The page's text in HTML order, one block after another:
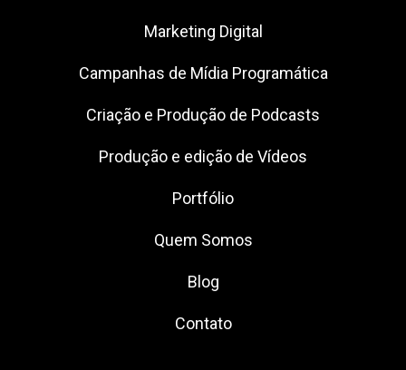
Marketing Digital
Campanhas de Mídia Programática
Criação e Produção de Podcasts
Produção e edição de Vídeos
Portfólio
Quem Somos
Blog
Contato